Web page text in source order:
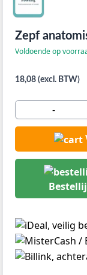
Zepf
Voldoende op
18,08 (excl. BTW)
-